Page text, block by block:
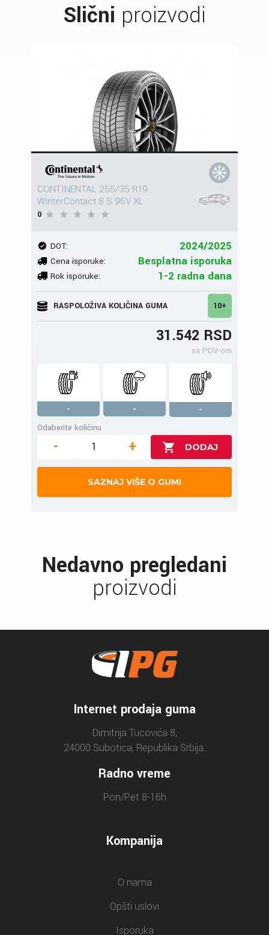
Slični proizvodi
CONTINENTAL 255/35 R19
WinterContact 8 S 96V XL
0
DOT: 2024/2025
Cena isporuke: Besplatna isporuka
Rok isporuke: 1-2 radna dana
RASPOLOŽIVA KOLIČINA GUMA 10+
31.542 RSD
sa PDV-om
- -
-
Odaberite količinu
- +
SAZNAJ VIŠE O GUMI
Nedavno pregledani
proizvodi
Internet prodaja guma
Dimitrija Tucovića 8,
24000 Subotica, Republika Srbija.
Radno vreme
Pon/Pet 8-16h
Kompanija
O nama
Opšti uslovi
Isporuka